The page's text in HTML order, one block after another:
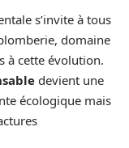
s’invite à tous
domaine
à cette évolution.
devient une
écologique mais